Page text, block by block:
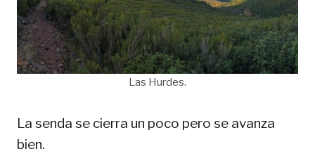
Las Hurdes.
La senda se cierra un poco pero se avanza
bien.